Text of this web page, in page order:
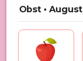
Obst • August